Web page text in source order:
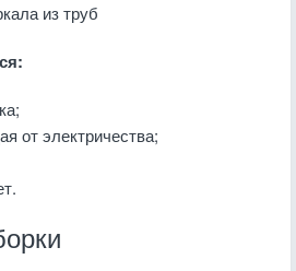
из труб
от электричества;